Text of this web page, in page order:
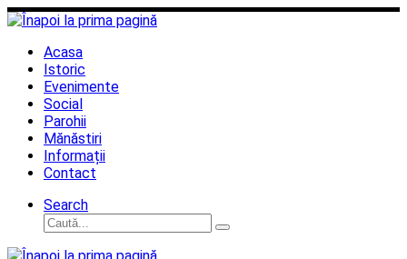
Sari
la
conținutAcasa
Istoric
Evenimente
Social
Parohii
Mănăstiri
Informații
Contact
Search
Căutare
Caută...